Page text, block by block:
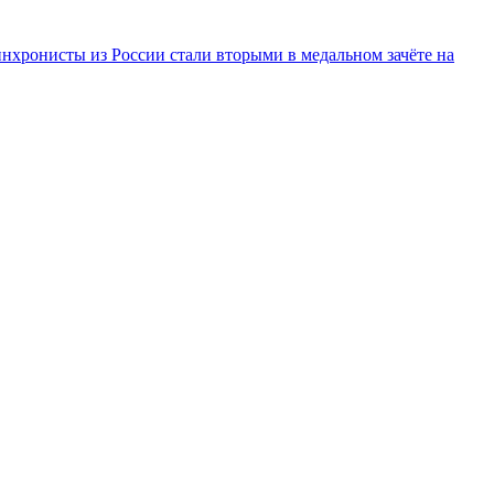
из России стали вторыми в медальном зачёте на